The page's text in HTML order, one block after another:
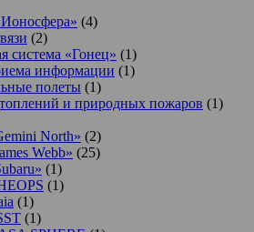
(4)
(2)
система «Гонец» (1)
информации (1)
полеты (1)
и природных пожаров (1)
North» (2)
Webb» (25)
(1)
(1)
(1)
(1)